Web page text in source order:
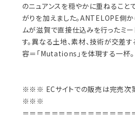
のニュアンスを穏やかに重ねること
がりを加えました。ANTELOPE側
ムが滋賀で直接仕込みを行ったミー
す。異なる土地、素材、技術が交差
容＝「Mutations」を体現する一杯。
※※※ ECサイトでの販売は完売次第
※※※
＝＝＝＝＝＝＝＝＝＝＝＝＝＝＝